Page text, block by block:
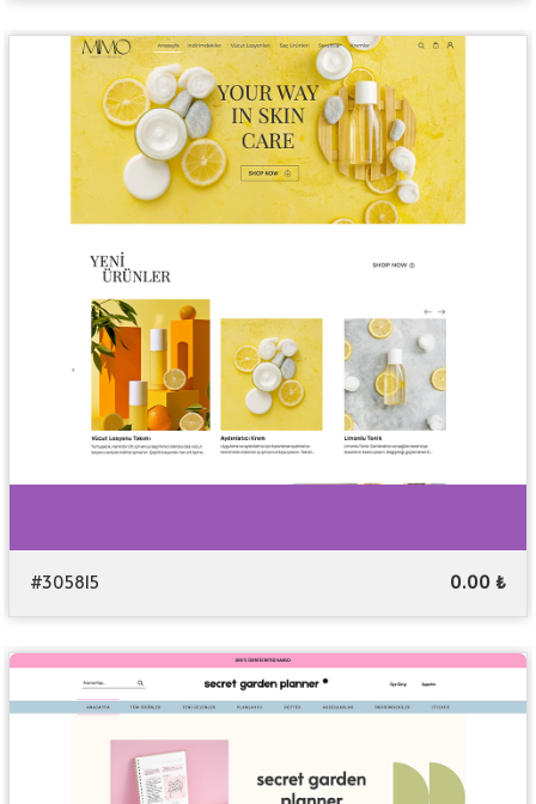
#305815 0.00 ₺